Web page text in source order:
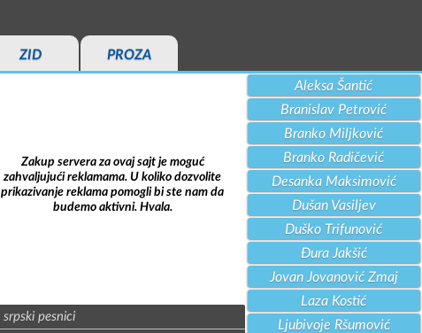
ZID PROZA
Zakup servera za ovaj sajt je moguć
zahvaljujući reklamama. U koliko dozvolite
prikazivanje reklama pomogli bi ste nam da
budemo aktivni. Hvala.
srpski pesnici
Aleksa Šantić
Branislav Petrović
Branko Miljković
Branko Radičević
Desanka Maksimović
Dušan Vasiljev
Duško Trifunović
Đura Jakšić
Jovan Jovanović Zmaj
Laza Kostić
Ljubivoje Ršumović